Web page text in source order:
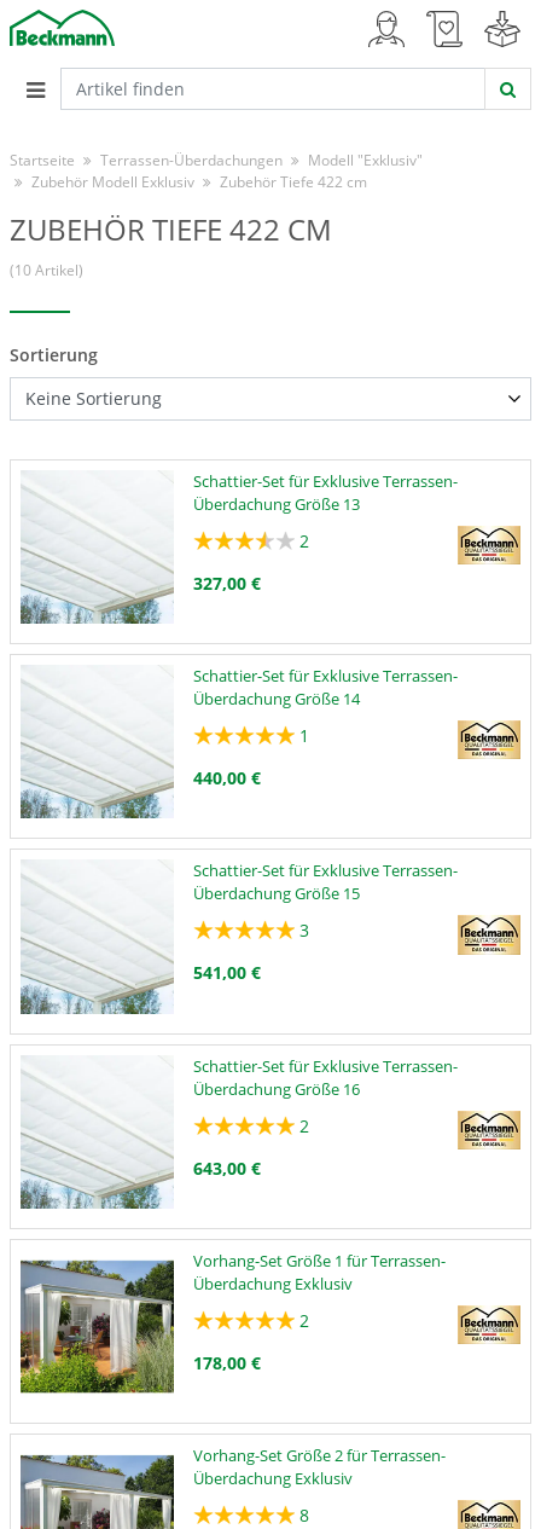
Startseite Terrassen-Überdachungen
Modell "Exklusiv"
Zubehör Modell Exklusiv
Zubehör Tiefe 422 cm
ZUBEHÖR TIEFE 422 CM
(10 Artikel)
Sortierung
Schattier-Set für Exklusive Terrassen-
Überdachung Größe 13
2
327,00 €
Schattier-Set für Exklusive Terrassen-
Überdachung Größe 14
1
440,00 €
Schattier-Set für Exklusive Terrassen-
Überdachung Größe 15
3
541,00 €
Schattier-Set für Exklusive Terrassen-
Überdachung Größe 16
2
643,00 €
Vorhang-Set Größe 1 für Terrassen-
Überdachung Exklusiv
2
178,00 €
Vorhang-Set Größe 2 für Terrassen-
Überdachung Exklusiv
8